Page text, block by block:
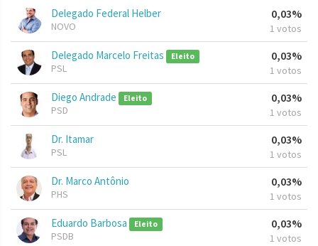
Delegado Federal Helber
NOVO
0,03%
1 votos
Delegado Marcelo Freitas Eleito
PSL
0,03%
1 votos
Diego Andrade Eleito
PSD
0,03%
1 votos
Dr. Itamar
PSL
0,03%
1 votos
Dr. Marco Antônio
PHS
0,03%
1 votos
Eduardo Barbosa Eleito
PSDB
0,03%
1 votos